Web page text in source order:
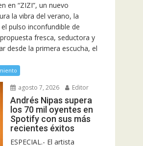
en “ZIZI”, un nuevo
la vibra del verano, la
pulso inconfundible de
fresca, seductora y
desde la primera escucha, el
agosto 7, 2026 Editor
Andrés Nipas supera
los 70 mil oyentes en
Spotify con sus más
recientes éxitos
ESPECIAL.- El artista